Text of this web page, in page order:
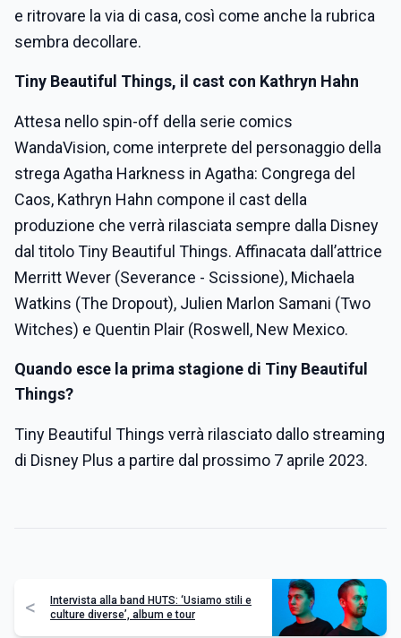
e ritrovare la via di casa, così come anche la rubrica
sembra decollare.
Tiny Beautiful Things, il cast con Kathryn Hahn
Attesa nello spin-off della serie comics
WandaVision, come interprete del personaggio della
strega Agatha Harkness in Agatha: Congrega del
Caos, Kathryn Hahn compone il cast della
produzione che verrà rilasciata sempre dalla Disney
dal titolo Tiny Beautiful Things. Affinacata dall’attrice
Merritt Wever (Severance - Scissione), Michaela
Watkins (The Dropout), Julien Marlon Samani (Two
Witches) e Quentin Plair (Roswell, New Mexico.
Quando esce la prima stagione di Tiny Beautiful
Things?
Tiny Beautiful Things verrà rilasciato dallo streaming
di Disney Plus a partire dal prossimo 7 aprile 2023.
<
Intervista alla band HUTS: ‘Usiamo stili e
culture diverse’, album e tour